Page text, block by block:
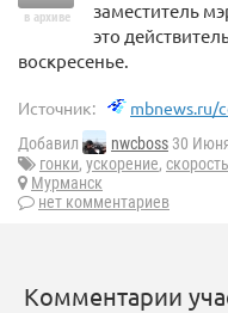
в архиве
заместитель
это
воскресенье.
Источник: mbnews.ru/
Добавил nwcboss 30
гонки, ускорение, скорость
Мурманск
нет комментариев
Комментарии